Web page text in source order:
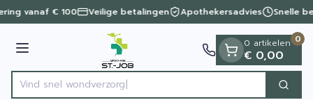
Ga naar de inhoud
1 van 1
vanaf € 100 Veilige betalingen Apothekersadvies Snelle
Menu
Product, merk, categorie...
Vind snel wond Zoek
0 artikelen
€ 0,00
0